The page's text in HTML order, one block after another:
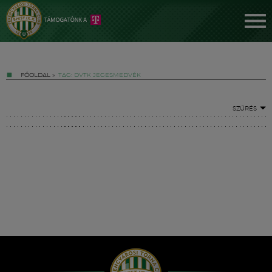
FŐOLDAL » TAG: DVTK JEGESMEDVÉK
SZŰRÉS
Hírek